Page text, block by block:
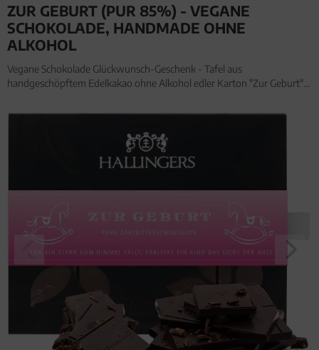
ZUR GEBURT (PUR 85%) - VEGANE
SCHOKOLADE, HANDMADE OHNE
ALKOHOL
Vegane Schokolade Glückwunsch-Geschenk - Tafel aus
handgeschöpftem Edelkakao ohne Alkohol edler Karton "Zur Geburt"
Glückwunsch-Geschenk - Tafel aus handgeschöpftem Edelkakao ohne
Valentinstag
Weihnachten
Liebe & Hochzeit
Danke